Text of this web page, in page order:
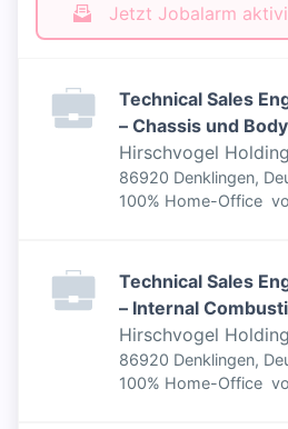
Jetzt Jobalarm
Technical Sales
– Chassis und Body
Hirschvogel
86920 Denklingen,
100% Home-Office
Technical Sales
– Internal
Hirschvogel
86920 Denklingen,
100% Home-Office